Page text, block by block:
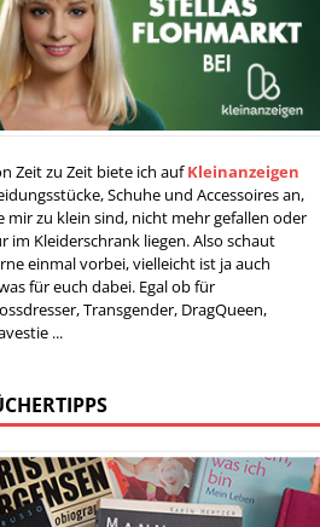
Zeit zu Zeit biete ich aufKleinanzeigen
Schuhe und Accessoires an,
mir zu klein sind, nicht mehr gefallen oder
im Kleiderschrank liegen. Also schaut
einmal vorbei, vielleicht ist ja auch
für euch dabei. Egal ob für
Transgender, DragQueen,
...